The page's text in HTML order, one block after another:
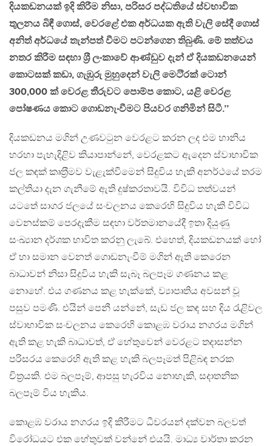
දියකඩනයක් ඉදි කිරීම නිසා, පරිසර පද්ධතියේ ස්වභාවික
තුලනය බිඳී ගොස්, වෙරළේ එක අර්ධයක ඇති වැලි සේදී ගොස්
අනිත් අර්ධයේ තැන්පත් වීමට පටන්ගෙන තිබුණි. මේ තත්වය
නතර කිරීම සඳහා ශ‍්‍රී ලංකාවේ ආණ්ඩුව දැන් ඒ දියකඩනයෙන්
කොටසක් කඩා, ගැඹුරු මුහුදෙන් වැලි මෙටි‍්‍රක් ටොන්
300,000 ක් වෙරළ තීරුවට පොම්ප කොට, යළි වෙරළ
පෝෂණය කොට ගොඩනැංවීමට පියවර ගනිමින් සිටී.’’
දියකඩනය මගින් උණවටුන වෙරළට කරන ලද එම හානිය
හරහා පැහැදිළිව කියාපාන්නේ, වෙරළකට ඇදෙන ස්වාභාවික
ජල කඳක් කෘත‍්‍රීමව වැළැක්වීමෙන් සිදුවිය හැකි අනර්ථයේ තරම
කල්තියා දැන ගැනීමේ ඇති දුෂ්කරතාවයි. විවිධ තත්වයන්
යටතේ සාගර ජලයේ සංචලනය කෙරෙහි සිදුවිය හැකි විවිධ
වෙනස්කම් පෙරදැකීම සඳහා වර්තමානයේදී ඉතා දියුණු
සංඛ්‍යාන දර්ශක භාවිත කරනු ලැබේ. එහෙත්, දියකඩනයක් හෝ
ඒ හා සමාන වෙනත් ගොඩනැංවීම් මගින් ඇති කෙරෙන
බාධාවන් නිසා සිදුවිය හැකි සැබෑ බලපෑම ගණනය කළ
නොහේ. එය ගණනය කළ හැක්කේ, ව්‍යාපෘතිය අවසන් වූ
පසුව පමණි. එයින් පෙනී යන්නේ, සැඩ ජල කඳ සහ දිය රැළිවල
ස්වාභාවික සංචලනය කෙරෙහි කොළඹ වරාය නගරය මගින්
ඇති කළ හැකි බාධාවත්, ඒ හේතුවෙන් වෙරළට තදාසන්න
පරිසරය කෙරෙහි ඇති කළ හැකි බලපෑමත් පිළිබඳ නරක
චිත‍්‍රයකි. එම බලපෑම්, ආපසු හැරවිය නොහැකි, සදාතනික
බලපෑම් විය හැකිය.
කොළඹ වරාය නගරය ඉදි කිරීමට ධීවරයන් දක්වන බලවත්
විරෝධයට එක හේතුවක් වන්නේ එයයි. මාධ්‍ය වාර්තා කරන